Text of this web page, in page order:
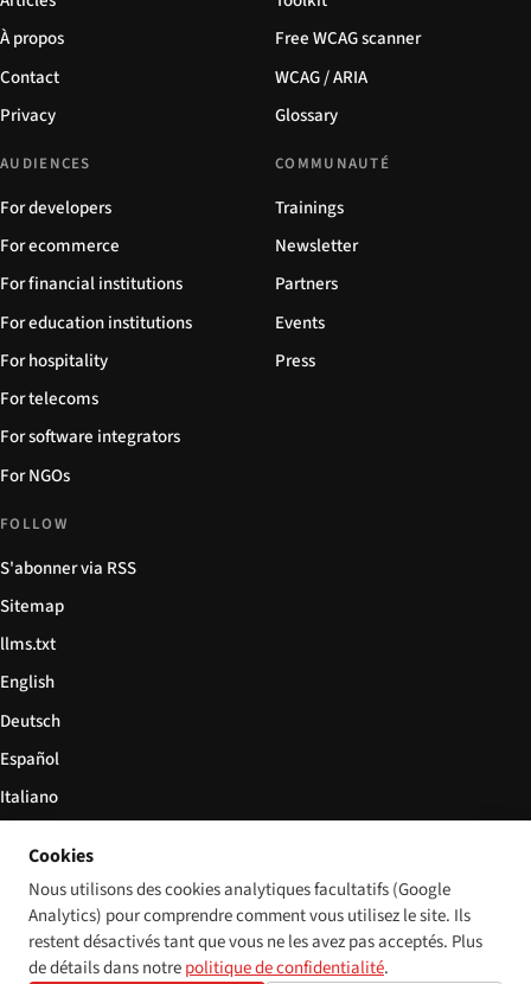
À propos
Contact
Privacy
Free WCAG scanner
WCAG / ARIA
Glossary
AUDIENCES
For developers
For ecommerce
For financial institutions
For education institutions
For hospitality
For telecoms
For software integrators
For NGOs
COMMUNAUTÉ
Trainings
Newsletter
Partners
Events
Press
FOLLOW
S'abonner via RSS
Sitemap
llms.txt
English
Deutsch
Español
Italiano
Cookies
Nous utilisons des cookies analytiques facultatifs (Google
Analytics) pour comprendre comment vous utilisez le site. Ils
restent désactivés tant que vous ne les avez pas acceptés. Plus
de détails dans notrepolitique de confidentialité.